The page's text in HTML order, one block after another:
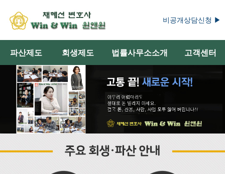
비공개상담신청 ▶
파산제도 회생제도 법률사무소소개 고객센터